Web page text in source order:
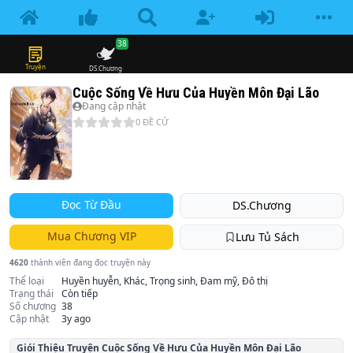
Truyện DS.Chương
38
Cuộc Sống Về Hưu Của Huyền Môn Đại Lão
Đang cập nhật
0 ĐỀ CỬ
Đọc Từ Đầu DS.Chương
Mua Chương VIP Lưu Tủ Sách
4620 thành viên đang đọc truyện này
Thể loại
Huyền huyễn, Khác, Trọng sinh, Đam mỹ, Đô thị
Trạng thái
Còn tiếp
Số chương 38
Cập nhật
3y ago
Giói Thiệu Truyện Cuộc Sống Về Hưu Của Huyền Môn Đại Lão